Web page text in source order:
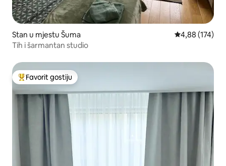
Stan u mjestu Šuma Prosječna
4,88 (174)
Tih i šarmantan studio
Glavni favorit gostiju
Favorit gostiju